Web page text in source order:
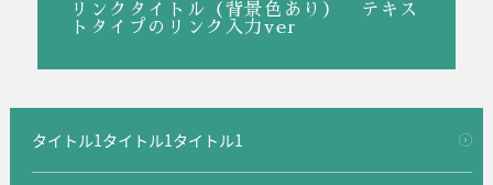
リンクタイトル（背景色あり） テキス
トタイプのリンク入力ver
タイトル1タイトル1タイトル1